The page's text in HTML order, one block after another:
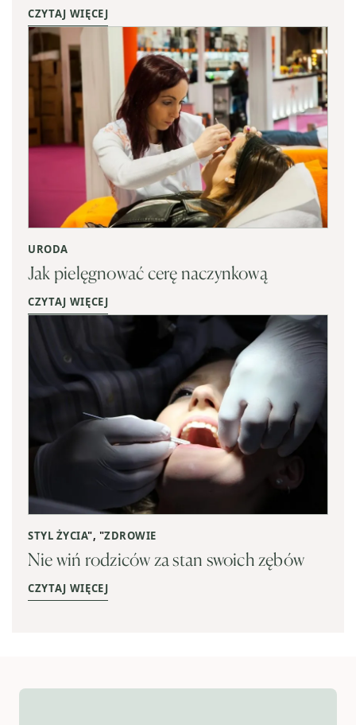
CZYTAJ WIĘCEJ
URODA
Jak pielęgnować cerę naczynkową
CZYTAJ WIĘCEJ
STYL ŻYCIA", "ZDROWIE
Nie wiń rodziców za stan swoich zębów
CZYTAJ WIĘCEJ